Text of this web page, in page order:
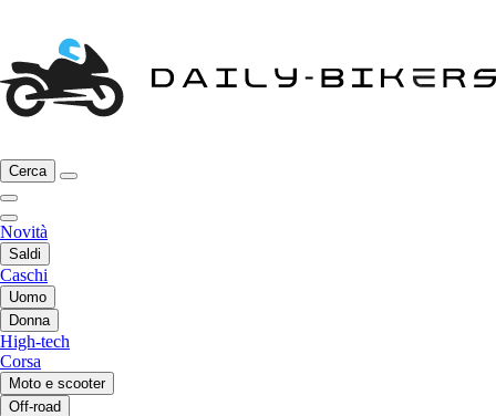
Cerca
Novità
Saldi
Caschi
Uomo
Donna
High-tech
Corsa
Moto e scooter
Off-road